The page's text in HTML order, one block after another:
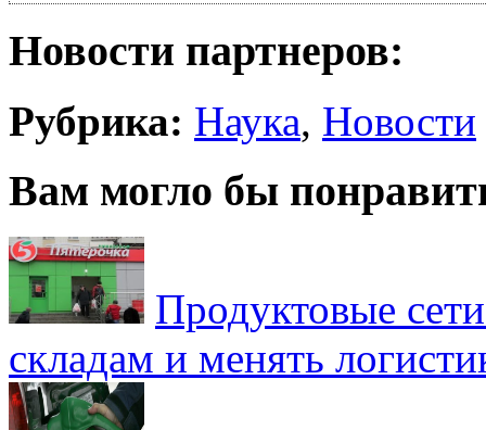
Новости партнеров:
Рубрика: Наука, Новости
Вам могло бы
Продуктовые
складам и менять